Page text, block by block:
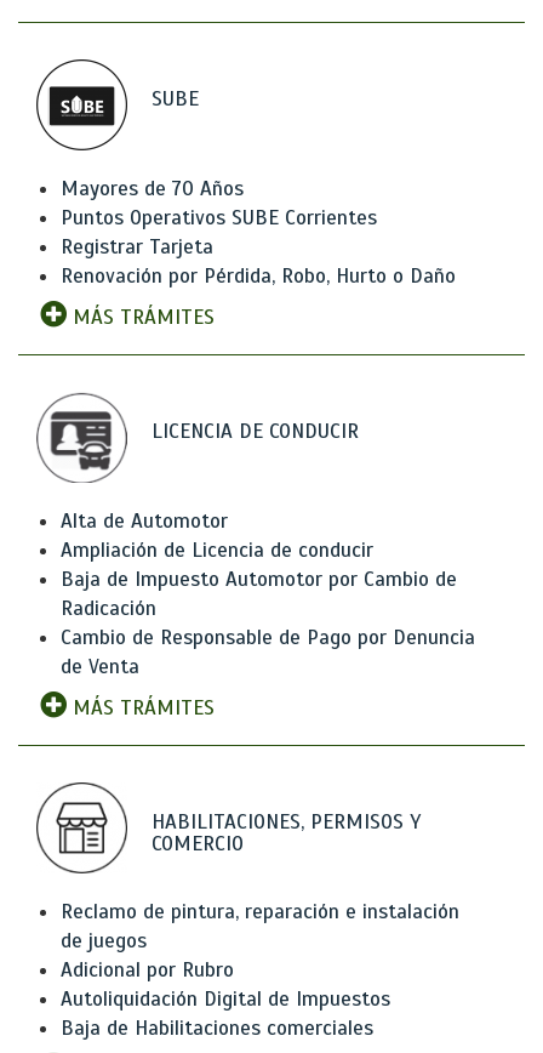
SUBE
Mayores de 70 Años
Puntos Operativos SUBE Corrientes
Registrar Tarjeta
Renovación por Pérdida, Robo, Hurto o Daño
MÁS TRÁMITES
LICENCIA DE CONDUCIR
Alta de Automotor
Ampliación de Licencia de conducir
Baja de Impuesto Automotor por Cambio de
Radicación
Cambio de Responsable de Pago por Denuncia
de Venta
MÁS TRÁMITES
HABILITACIONES, PERMISOS Y
COMERCIO
Reclamo de pintura, reparación e instalación
de juegos
Adicional por Rubro
Autoliquidación Digital de Impuestos
Baja de Habilitaciones comerciales